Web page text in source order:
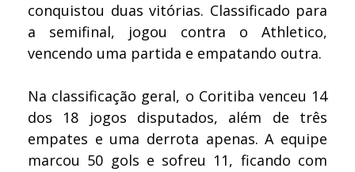
conquistou duas vitórias. Classificado para
a semifinal, jogou contra o Athletico,
vencendo uma partida e empatando outra.
Na classificação geral, o Coritiba venceu 14
dos 18 jogos disputados, além de três
empates e uma derrota apenas. A equipe
marcou 50 gols e sofreu 11, ficando com